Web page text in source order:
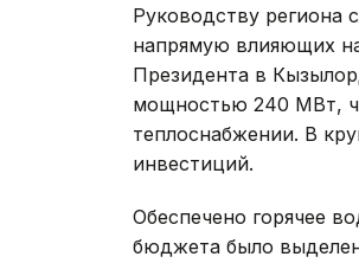
Руководству региона
напрямую влияющих
Президента в
мощностью 240 МВт,
теплоснабжении. В
инвестиций.
Обеспечено горячее
бюджета было